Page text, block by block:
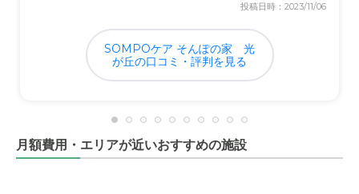
投稿日時：2023/11/06
SOMPOケア そんぽの家 光
が丘の口コミ・評判を見る
月額費用・エリアが近いおすすめの施設